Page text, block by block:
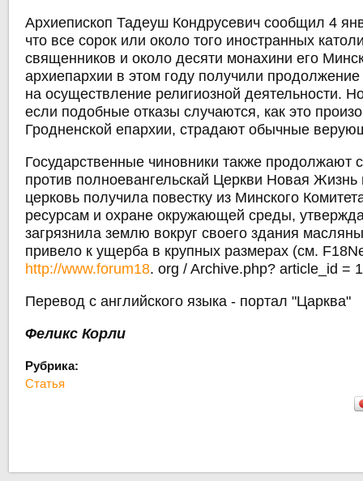
Архиепископ Тадеуш Кондрусевич сообщил 4
что все сорок или около того иностранных
священников и около десяти монахини его
архиепархии в этом году получили
на осуществление религиозной деятельности.
если подобные отказы случаются, как это
Гродненской епархии, страдают обычные
Государственные чиновники также продолжают
против полноевангельскай Церкви Новая
церковь получила повестку из Минского
ресурсам и охране окружающей среды,
загрязнила землю вокруг своего здания
привело к ущерба в крупных размерах (см.
http://www.forum18. org / Archive.php? article_id =
Перевод с английского языка - портал "Царква"
Феликс Корли
Рубрика:
Статья